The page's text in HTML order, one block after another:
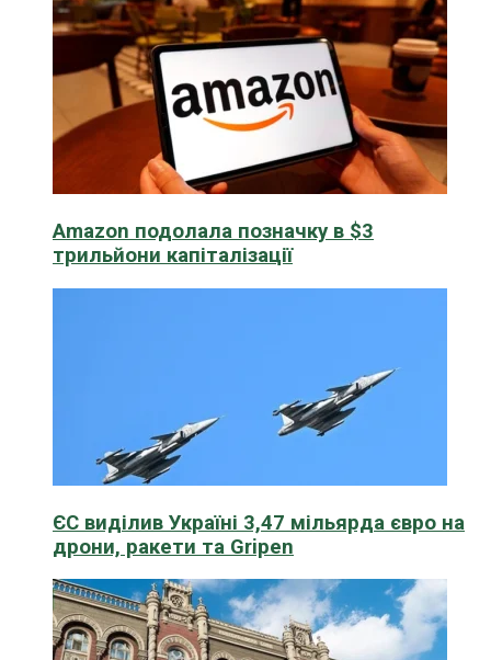
Amazon подолала позначку в $3
трильйони капіталізації
ЄС виділив Україні 3,47 мільярда євро на
дрони, ракети та Gripen